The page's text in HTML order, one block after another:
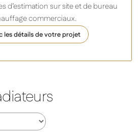
d’estimation sur site et de bureau
commerciaux.
les détails de votre projet